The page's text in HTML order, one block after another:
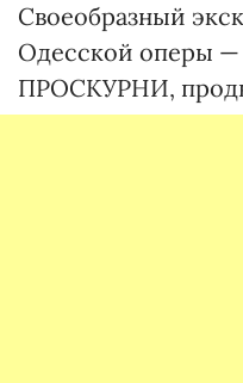
Своеобразный
Одесской оперы —
ПРОСКУРНИ,